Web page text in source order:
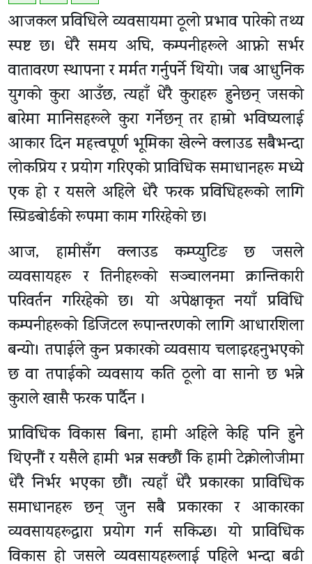
आजकल प्रविधिले व्यवसायमा ठूलो प्रभाव पारेको तथ्य
स्पष्ट छ। धेरै समय अघि, कम्पनीहरूले आफ्नो सर्भर
वातावरण स्थापना र मर्मत गर्नुपर्ने थियो। जब आधुनिक
युगको कुरा आउँछ, त्यहाँ धेरै कुराहरू हुनेछन् जसको
बारेमा मानिसहरूले कुरा गर्नेछन् तर हाम्रो भविष्यलाई
आकार दिन महत्त्वपूर्ण भूमिका खेल्ने क्लाउड सबैभन्दा
लोकप्रिय र प्रयोग गरिएको प्राविधिक समाधानहरू मध्ये
एक हो र यसले अहिले धेरै फरक प्रविधिहरूको लागि
स्प्रिङबोर्डको रूपमा काम गरिरहेको छ।
आज, हामीसँग क्लाउड कम्प्युटिङ छ जसले
व्यवसायहरू र तिनीहरूको सञ्चालनमा क्रान्तिकारी
परिवर्तन गरिरहेको छ। यो अपेक्षाकृत नयाँ प्रविधि
कम्पनीहरूको डिजिटल रूपान्तरणको लागि आधारशिला
बन्यो। तपाईले कुन प्रकारको व्यवसाय चलाइरहनुभएको
छ वा तपाईको व्यवसाय कति ठूलो वा सानो छ भन्ने
कुराले खासै फरक पार्दैन ।
प्राविधिक विकास बिना, हामी अहिले केहि पनि हुने
थिएनौं र यसैले हामी भन्न सक्छौं कि हामी टेक्नोलोजीमा
धेरै निर्भर भएका छौं। त्यहाँ धेरै प्रकारका प्राविधिक
समाधानहरू छन् जुन सबै प्रकारका र आकारका
व्यवसायहरूद्वारा प्रयोग गर्न सकिन्छ। यो प्राविधिक
विकास हो जसले व्यवसायहरूलाई पहिले भन्दा बढी